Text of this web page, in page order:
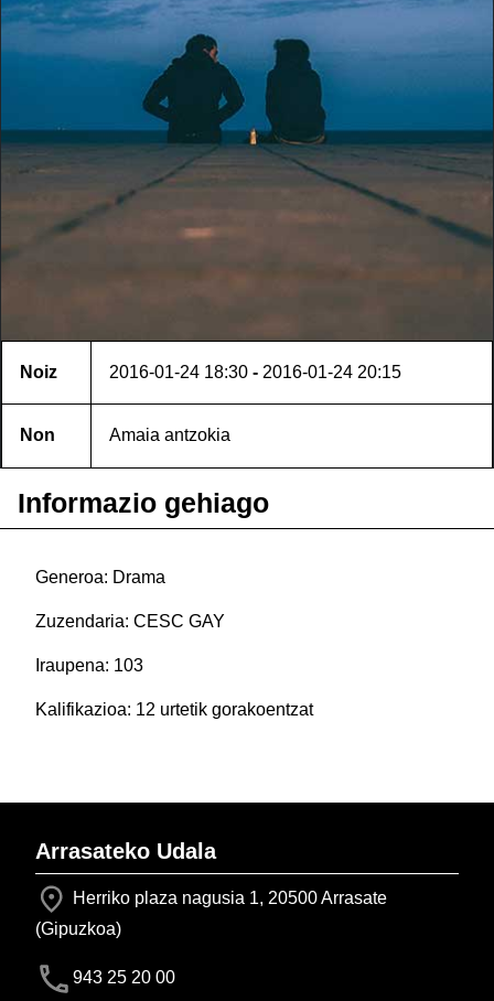
Noiz 2016-01-24 18:30 - 2016-01-24 20:15
Non Amaia antzokia
Informazio gehiago
Generoa: Drama
Zuzendaria: CESC GAY
Iraupena: 103
Kalifikazioa: 12 urtetik gorakoentzat
Arrasateko Udala
Herriko plaza nagusia 1, 20500 Arrasate
(Gipuzkoa)
943 25 20 00